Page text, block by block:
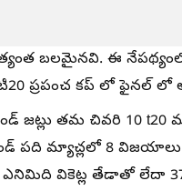
అత్యంత బలమైనవి. ఈ
ప్రపంచ కప్ లో ఫైనల్ లో
జట్లు తమ చివరి 10
పది మ్యాచ్లలో 8
ఎనిమిది వికెట్ల తేడాతో లేదా